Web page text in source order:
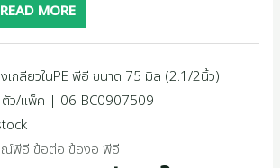
READ MORE
ณ์พีอี ข้อต่อ ข้องอ พีอี